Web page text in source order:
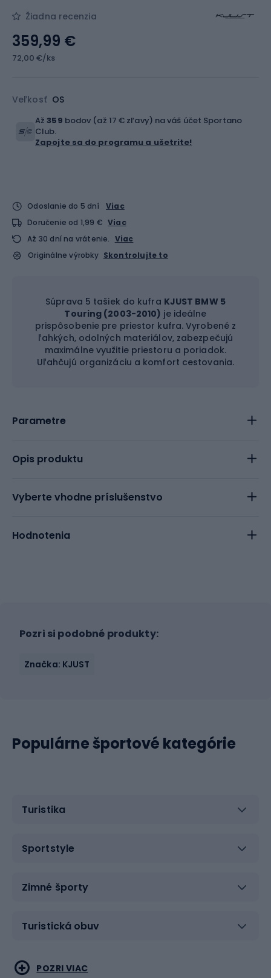
Žiadna recenzia
Veľkosť OS
359,99 €
72,00 €/ks
Až359 bodov (až 17 € zľavy) na váš účet Sportano
Club.
Zapojte sa do programu a ušetrite!
Odoslanie do 5 dní
Viac
Doručenie od 1,99 € Viac
Až 30 dní na vrátenie. Viac
Originálne výrobky Skontrolujte to
Súprava 5 tašiek do kufra KJUST BMW 5
Touring (2003-2010) je ideálne
prispôsobenie pre priestor kufra. Vyrobené z
ľahkých, odolných materiálov, zabezpečujú
maximálne využitie priestoru a poriadok.
Uľahčujú organizáciu a komfort cestovania.
Parametre
Opis produktu
Vyberte vhodne príslušenstvo
Hodnotenia
Pozri si podobné produkty:
Značka: KJUST
Populárne športové kategórie
Turistika
Sportstyle
Zimné športy
Turistická obuv
Vodné športy
Bojové umenia
POZRI VIAC